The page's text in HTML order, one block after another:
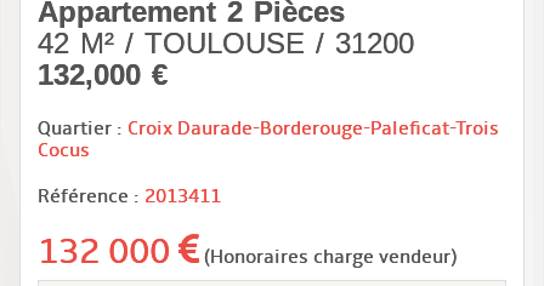
Appartement 2 Pièces
42 M² / TOULOUSE / 31200
132,000 €
Quartier : Croix Daurade-Borderouge-Paleficat-Trois
Cocus
Référence : 2013411
132 000 (Honoraires charge vendeur)